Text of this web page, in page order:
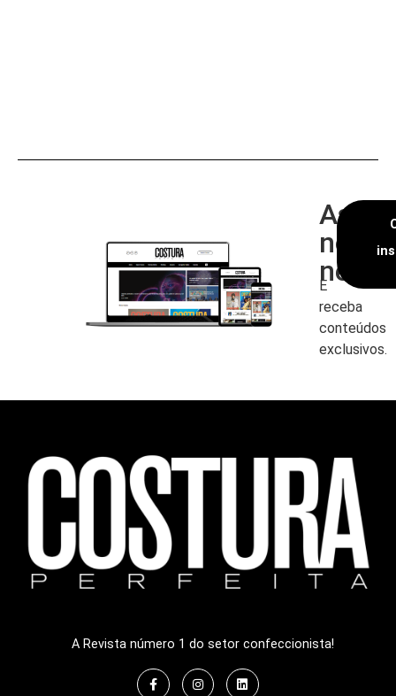
nossa
E
receba
conteúdos
exclusivos.
A Revista número 1 do setor confeccionista!